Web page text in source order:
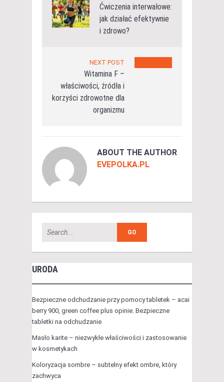
Ćwiczenia interwałowe:
jak działać efektywnie
i zdrowo?
NEXT POST
Witamina F –
właściwości, źródła i
korzyści zdrowotne dla
organizmu
ABOUT THE AUTHOR
EVEPOLKA.PL
URODA
Bezpieczne odchudzanie przy pomocy tabletek – acai
berry 900, green coffee plus opinie. Bezpieczne
tabletki na odchudzanie
Masło karite – niezwykłe właściwości i zastosowanie
w kosmetykach
Koloryzacja sombre – subtelny efekt ombre, który
zachwyca